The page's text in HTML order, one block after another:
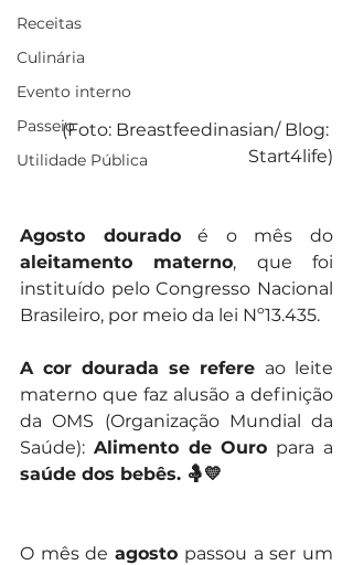
Receitas
Culinária
Evento interno
Passeio
Utilidade Pública
(Foto: Breastfeedinasian/ Blog:
Start4life)
Agosto dourado
aleitamento materno, que foi
instituído pelo Congresso Nacional
Brasileiro, por meio da lei Nº13.435.
A cor dourada se refere ao leite
materno que faz alusão a definição
da OMS (Organização Mundial da
Saúde): Alimento de Ouro
saúde dos bebês. 🤱💛
O mês de agosto